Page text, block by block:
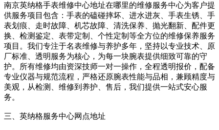
南京英纳格手表维修中心地址在哪里的维修服务中心为客户提
供服务项目包含：手表的磕碰摔坏、进水进灰、手表生锈、手
表划痕、走时故障、机芯故障、清洗保养、抛光翻新、配件更
换、检测鉴定、表带定制、个性定制等全方位的维修保养服务
项目。我们专注于名表维修与养护多年，坚持以专业技术、原
厂标准、透明服务为核心，为每一块腕表提供细致可靠的守
护。所有维修均由资深技师一对一操作，全程透明报价，配备
专业仪器与规范流程，严格还原腕表性能与品相，兼顾精度与
美观，从检测、维修到养护、售后，我们提供一站式安心服
务。
三、英纳格服务中心网点地址